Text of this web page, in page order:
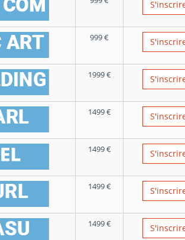
999€
1999€
1499€
1499€
1499€
1499€